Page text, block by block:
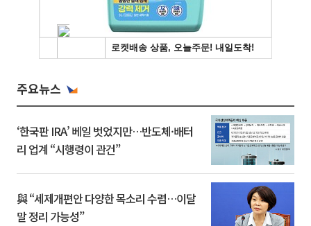
주요뉴스
‘한국판 IRA’ 베일 벗었지만…반도체·배터
리 업계 “시행령이 관건”
與 “세제개편안 다양한 목소리 수렴…이달
말 정리 가능성”